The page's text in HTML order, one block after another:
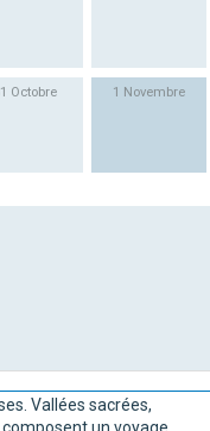
Octobre 1 Novembre
Vallées sacrées,